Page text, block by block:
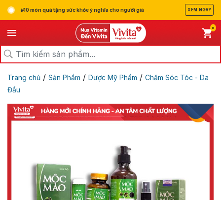
#10 món quà tặng sức khỏe ý nghĩa cho người già XEM NGAY
0
Trang chủ / Sản Phẩm / Dược Mỹ Phẩm / Chăm Sóc Tóc - Da
Đầu